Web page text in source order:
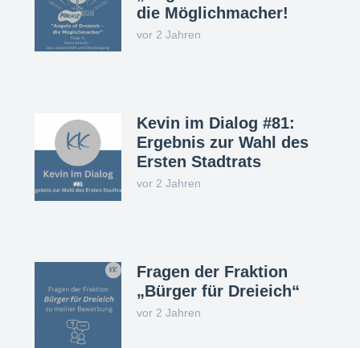
die Möglichmacher!
vor 2 Jahren
Kevin im Dialog #81:
Ergebnis zur Wahl des
Ersten Stadtrats
vor 2 Jahren
Fragen der Fraktion
„Bürger für Dreieich“
vor 2 Jahren